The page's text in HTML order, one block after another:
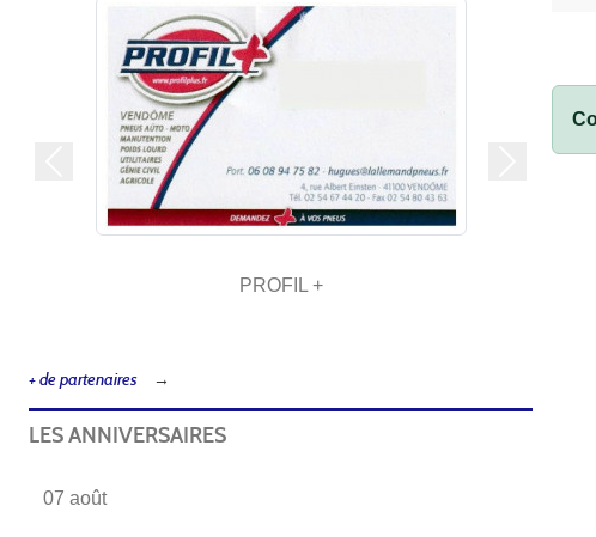
Précedent
+ de partenaires
LES ANNIVERSAIRES
07 août